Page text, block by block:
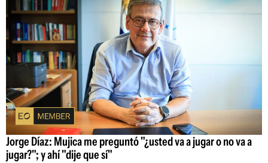
Jorge Díaz: Mujica me preguntó "¿usted va a jugar o no va a
jugar?"; y ahí "dije que sí"